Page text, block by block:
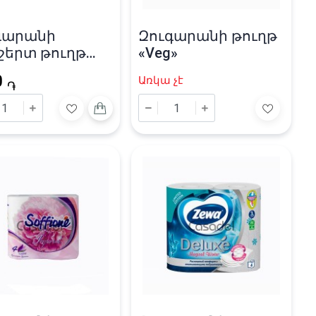
թուղթ
֏
Զուգարանի թուղթ
«Veg»
Առկա չէ